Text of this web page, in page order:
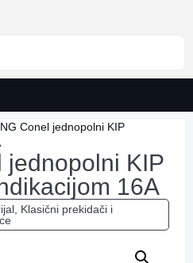
Conel jednopolni KIP
jednopolni KIP
16A
Klasični prekidači i